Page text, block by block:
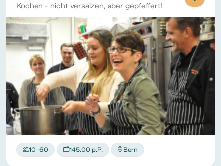
Kochen - nicht versalzen, aber gepfeffert!
10–60 145.00 p.P. Bern